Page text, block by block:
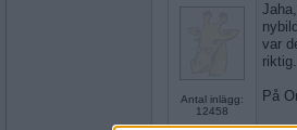
Antal inlägg:
12458
var
riktig.
På